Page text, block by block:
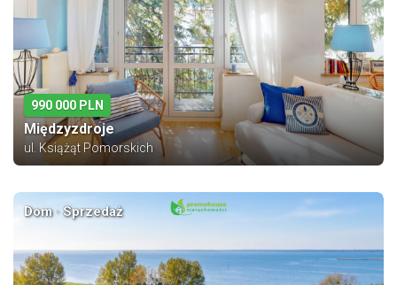
990 000 PLN
Międzyzdroje
ul. Książąt Pomorskich
Dom · Sprzedaż